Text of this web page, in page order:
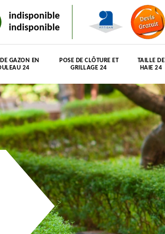
indisponible
indisponible
DE GAZON EN
24
POSE DE CLÔTURE ET
GRILLAGE 24
TAILLE DE
HAIE 24